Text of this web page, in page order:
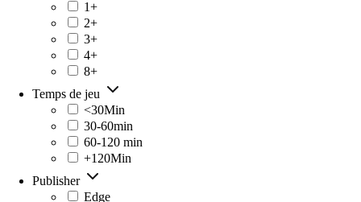
1+
2+
3+
4+
8+
Temps de jeu
<30Min
30-60min
60-120 min
+120Min
Publisher
Edge